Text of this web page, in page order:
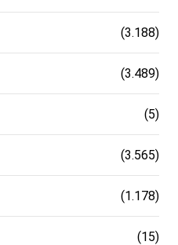
(3.188)
(3.489)
(5)
(3.565)
(1.178)
(15)